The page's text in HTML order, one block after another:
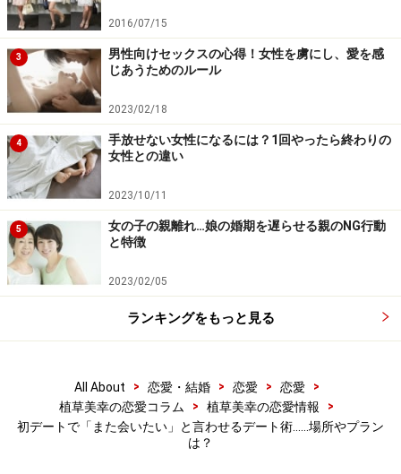
に任せて！」と言い放ちましょう！
そして当日。
待ち合わせ場所で落ち合ったら、最短ルートであなたの
行きつけ店のランチに行きましょう。
ランチのあとは少し街を散策して、もし工事している道
を知っていれば、わざとそこを通ってくださいね。
「あっ、そこ危ないから、気をつけて」と一言そえるだ
けで、「気遣いができる男」かつ「彼女を大切に思って
いる」というアピールまでできてしまいます。
自分のテリトリー内では何のミスも犯さないのは、当然
ですよね。しくじるわけがない、という自信もついてき
2.有無を言わさずホラー映画を観る！
2016/07/15
3
男性向けセックスの心得！女性を虜にし、愛を感
じあうためのルール
2023/02/18
4
手放せない女性になるには？1回やったら終わりの
女性との違い
2023/10/11
5
女の子の親離れ…娘の婚期を遅らせる親のNG行動
と特徴
2023/02/05
ランキングをもっと見る
All About > 恋愛・結婚 > 恋愛 > 恋愛
>
植草美幸の恋愛コラム
> 植草美幸の恋愛情報
>
初デートで「また会いたい」と言わせるデート術……場所やプラン
は？